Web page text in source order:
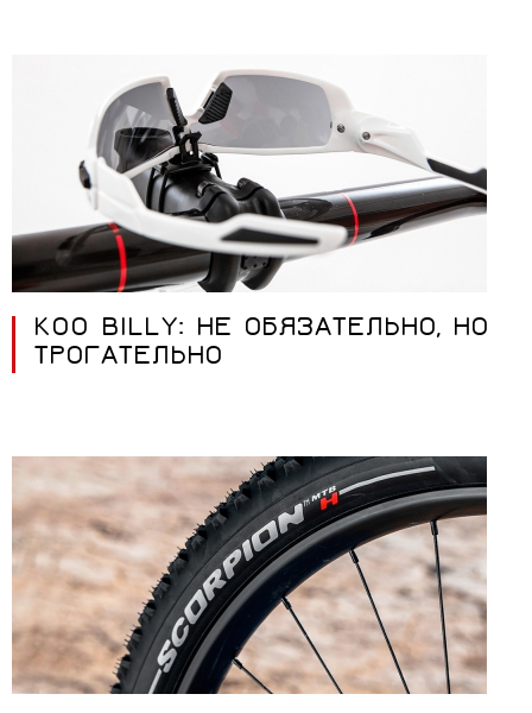
KOO BILLY: НЕ ОБЯЗАТЕЛЬНО, НО
ТРОГАТЕЛЬНО